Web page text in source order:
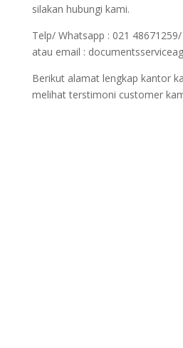
silakan hubungi kami.
Telp/ Whatsapp : 021
atau email :
Berikut alamat lengkap kantor
melihat terstimoni customer